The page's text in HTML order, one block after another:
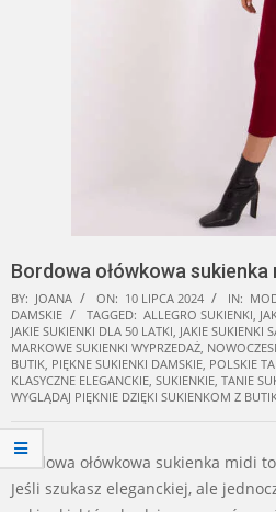
Bordowa ołówkowa sukienka
BY: JOANA ON: 10 LIPCA 2024 IN:
DAMSKIE
TAGGED: ALLEGRO SUKIENKI
JAKIE SUKIENKI DLA 50 LATKI JAKIE SUKIENKI
MARKOWE SUKIENKI WYPRZEDAŻ
BUTIK PIĘKNE SUKIENKI DAMSKIE POLSKIE
KLASYCZNE ELEGANCKIE SUKIENKIE TANIE
WYGLĄDAJ PIĘKNIE DZIĘKI SUKIENKOM Z
Bordowa ołówkowa sukienka midi
Jeśli szukasz eleganckiej, ale